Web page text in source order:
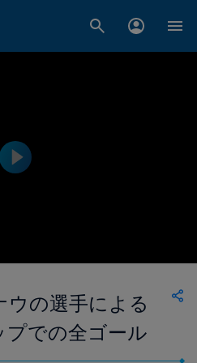
の選手による
プでの全ゴール